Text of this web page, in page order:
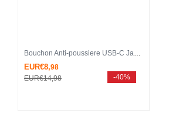
Bouchon Anti-poussiere USB-C Jack Type-C Universel H13 pour Apple iPhone 15 Plus Gris Fonce
EUR€8,98
EUR€14,98 -40%